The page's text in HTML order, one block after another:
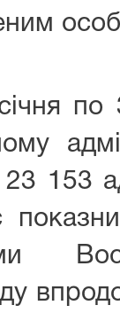
153